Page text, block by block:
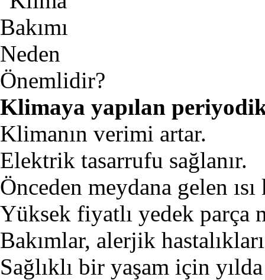
Klimaya yapılan
Klimanın verimi artar.
Elektrik tasarrufu sağlanır.
Önceden meydana gelen
Yüksek fiyatlı yedek parça
Bakımlar, alerjik
Sağlıklı bir yaşam için